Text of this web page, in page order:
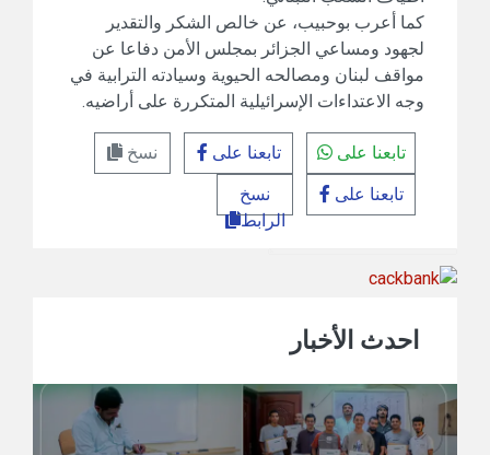
كما أعرب بوحبيب، عن خالص الشكر والتقدير
لجهود ومساعي الجزائر بمجلس الأمن دفاعا عن
مواقف لبنان ومصالحه الحيوية وسيادته الترابية في
وجه الاعتداءات الإسرائيلية المتكررة على أراضيه.
تابعنا على تابعنا على
نسخ
تابعنا على
نسخ
الرابط
احدث الأخبار